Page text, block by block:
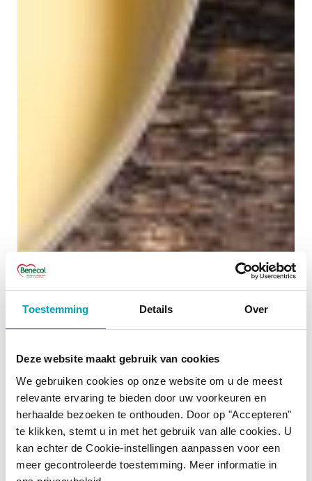
Toestemming Details Over
Deze website maakt gebruik van cookies
We gebruiken cookies op onze website om u de meest
relevante ervaring te bieden door uw voorkeuren en
herhaalde bezoeken te onthouden. Door op "Accepteren"
te klikken, stemt u in met het gebruik van alle cookies. U
kan echter de Cookie-instellingen aanpassen voor een
meer gecontroleerde toestemming. Meer informatie in